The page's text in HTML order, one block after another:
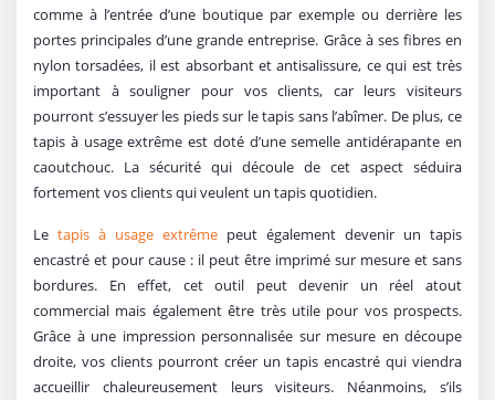
comme à l’entrée d’une boutique par exemple ou derrière les
portes principales d’une grande entreprise. Grâce à ses fibres en
nylon torsadées, il est absorbant et antisalissure, ce qui est très
important à souligner pour vos clients, car leurs visiteurs
pourront s’essuyer les pieds sur le tapis sans l’abîmer. De plus, ce
tapis à usage extrême est doté d’une semelle antidérapante en
caoutchouc. La sécurité qui découle de cet aspect séduira
fortement vos clients qui veulent un tapis quotidien.
Le tapis à usage extrême peut également devenir un tapis
encastré et pour cause : il peut être imprimé sur mesure et sans
bordures. En effet, cet outil peut devenir un réel atout
commercial mais également être très utile pour vos prospects.
Grâce à une impression personnalisée sur mesure en découpe
droite, vos clients pourront créer un tapis encastré qui viendra
accueillir chaleureusement leurs visiteurs. Néanmoins, s’ils